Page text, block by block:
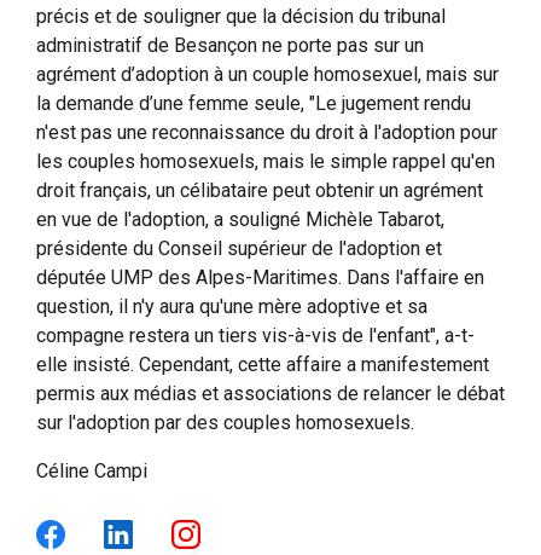
précis et de souligner que la décision du tribunal
administratif de Besançon ne porte pas sur un
agrément d’adoption à un couple homosexuel, mais sur
la demande d’une femme seule, "Le jugement rendu
n'est pas une reconnaissance du droit à l'adoption pour
les couples homosexuels, mais le simple rappel qu'en
droit français, un célibataire peut obtenir un agrément
en vue de l'adoption, a souligné Michèle Tabarot,
présidente du Conseil supérieur de l'adoption et
députée UMP des Alpes-Maritimes. Dans l'affaire en
question, il n'y aura qu'une mère adoptive et sa
compagne restera un tiers vis-à-vis de l'enfant", a-t-
elle insisté. Cependant, cette affaire a manifestement
permis aux médias et associations de relancer le débat
sur l'adoption par des couples homosexuels.
Céline Campi